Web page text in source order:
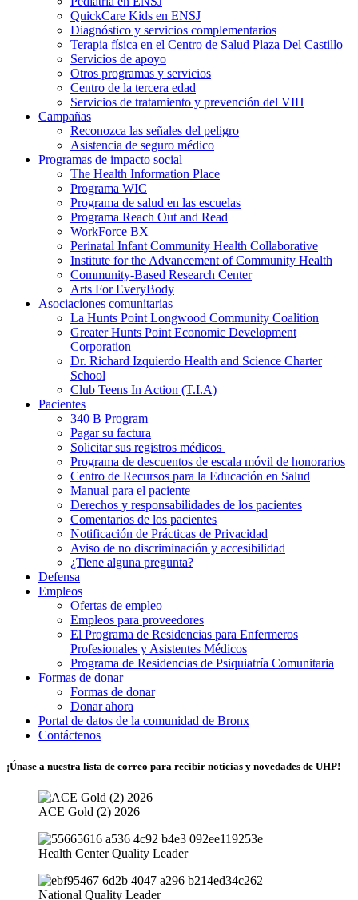
QuickCare Kids en ENSJ
Diagnóstico y servicios complementarios
Terapia física en el Centro de Salud Plaza Del Castillo
Servicios de apoyo
Otros programas y servicios
Centro de la tercera edad
Servicios de tratamiento y prevención del VIH
Campañas
Reconozca las señales del peligro
Asistencia de seguro médico
Programas de impacto social
The Health Information Place
Programa WIC
Programa de salud en las escuelas
Programa Reach Out and Read
WorkForce BX
Perinatal Infant Community Health Collaborative
Institute for the Advancement of Community Health
Community-Based Research Center
Arts For EveryBody
Asociaciones comunitarias
La Hunts Point Longwood Community Coalition
Greater Hunts Point Economic Development
Corporation
Dr. Richard Izquierdo Health and Science Charter
School
Club Teens In Action (T.I.A)
Pacientes
340 B Program
Pagar su factura
Solicitar sus registros médicos
Programa de descuentos de escala móvil de honorarios
Centro de Recursos para la Educación en Salud
Manual para el paciente
Derechos y responsabilidades de los pacientes
Comentarios de los pacientes
Notificación de Prácticas de Privacidad
Aviso de no discriminación y accesibilidad
¿Tiene alguna pregunta?
Defensa
Empleos
Ofertas de empleo
Empleos para proveedores
El Programa de Residencias para Enfermeros
Profesionales y Asistentes Médicos
Programa de Residencias de Psiquiatría Comunitaria
Formas de donar
Formas de donar
Donar ahora
Portal de datos de la comunidad de Bronx
Contáctenos
¡Únase a nuestra lista de correo para recibir noticias y novedades de UHP!
ACE Gold (2) 2026
Health Center Quality Leader
National Quality Leader